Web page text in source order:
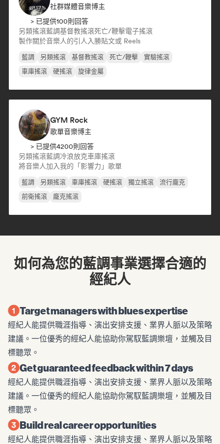
社群媒體音樂博主
> 已提供100則回答
另類搖滾藍調基督教搖滾死亡/鞭擊電子搖滾
製作關於音樂人的引人入勝貼文或 Reels
藍調 另類搖滾 基督教搖滾 死亡/鞭擊
實驗搖滾
車庫搖滾
硬搖滾 旋律金屬
GYM Rock
歌單音樂博主
> 已提供4200則回答
另類搖滾藍調冷浪放克車庫搖滾
將音樂人加入我的「影響力」歌單
藍調 另類搖滾 車庫搖滾 硬搖滾 獨立搖滾
流行龐克
前衛搖滾
龐克搖滾
如何為您的藍調事業選擇合適的
經紀人
Target managers with blues expertise
經紀人能提供職涯指導、演出安排支援、業界人脈以及策略
建議。一位優秀的經紀人能協助你駕馭藍調樂壇，並觸及目
標聽眾。
Get guaranteed feedback within 7 days
經紀人能提供職涯指導、演出安排支援、業界人脈以及策略
建議。一位優秀的經紀人能協助你駕馭藍調樂壇，並觸及目
標聽眾。
Build real career opportunities
經紀人能提供職涯指導、演出安排支援、業界人脈以及策略